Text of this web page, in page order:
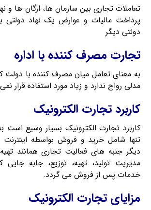
تعاملات تجاری بین سازمان ها، ارگان ها و
پرداخت مالیات و عوارض یک نهاد دولتی
دولتی دیگر
تجارت مصرف کننده با اداره
به معنای تعامل میان مصرف کننده با دولت
مدلی رواج ندارد و زیاد مورد استفاده قرار
کاربرد تجارت الکترونیک
کاربرد تجارت الکترونیک بسیار وسیع است
تنها شامل خرید و فروش بواسطه
دیگر جنبه های فعالیت تجاری همانند
مدیریت تولید، تهیه، توزیع، جابه جایی
خدمات پس از فروش می گردد.
مزایای تجارت الکترونیک